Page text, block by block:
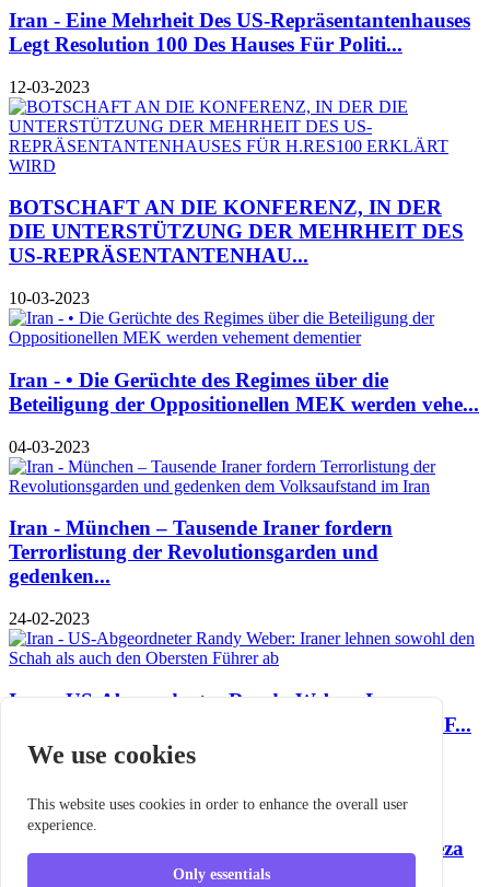
Iran - Eine Mehrheit Des US-Repräsentantenhauses
Legt Resolution 100 Des Hauses Für Politi...
12-03-2023
BOTSCHAFT AN DIE KONFERENZ, IN DER
DIE UNTERSTÜTZUNG DER MEHRHEIT DES
US-REPRÄSENTANTENHAU...
10-03-2023
Iran - • Die Gerüchte des Regimes über die
Beteiligung der Oppositionellen MEK werden vehe...
04-03-2023
Iran - München – Tausende Iraner fordern
Terrorlistung der Revolutionsgarden und
gedenken...
24-02-2023
Iran - US-Abgeordneter Randy Weber: Iraner
lehnen sowohl den Schah als auch den Obersten F...
13-02-2023
Wer ist “Reza der Tyrann” und warum sucht Reza
Pahlavi Anerkennung über ihn?
We use cookies
This website uses cookies in order to enhance the overall user
experience.
Only essentials